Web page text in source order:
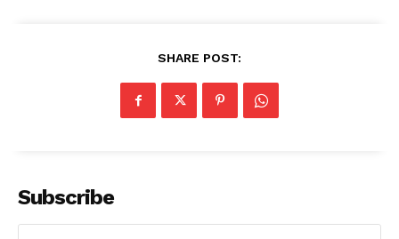
SHARE POST:
Subscribe